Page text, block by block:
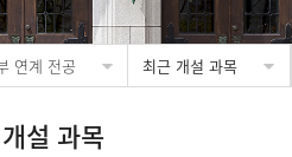
연계 전공 최근 개설 과목
설 과목